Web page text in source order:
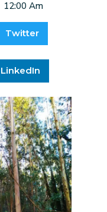
12:00 Am
Twitter
LinkedIn